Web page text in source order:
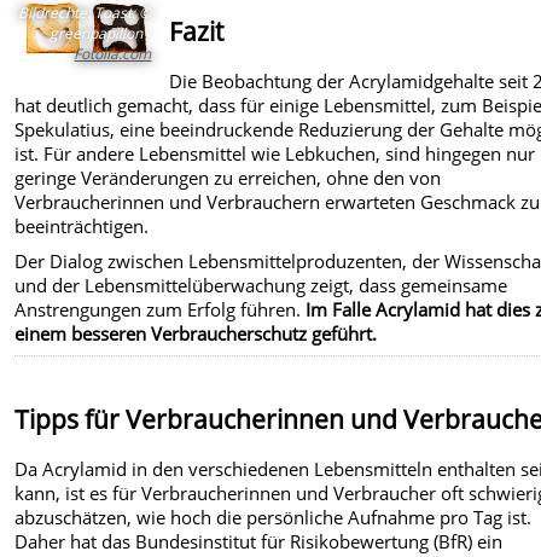
Bildrechte:Toast: ©
greenpapillon -
Fotolia.com
Fazit
Die Beobachtung der Acrylamidgehalte seit
hat deutlich gemacht, dass für einige Lebensmittel, zum
Spekulatius, eine beeindruckende Reduzierung der Gehalte
ist. Für andere Lebensmittel wie Lebkuchen, sind hingegen nur
geringe Veränderungen zu erreichen, ohne den von
Verbraucherinnen und Verbrauchern erwarteten Geschmack zu
beeinträchtigen.
Der Dialog zwischen Lebensmittelproduzenten, der
und der Lebensmittelüberwachung zeigt, dass gemeinsame
Anstrengungen zum Erfolg führen. Im Falle Acrylamid hat dies
einem besseren Verbraucherschutz geführt.
Tipps für Verbraucherinnen und
Da Acrylamid in den verschiedenen Lebensmitteln enthalten
kann, ist es für Verbraucherinnen und Verbraucher oft
abzuschätzen, wie hoch die persönliche Aufnahme pro Tag ist.
Daher hat das Bundesinstitut für Risikobewertung (BfR) ein